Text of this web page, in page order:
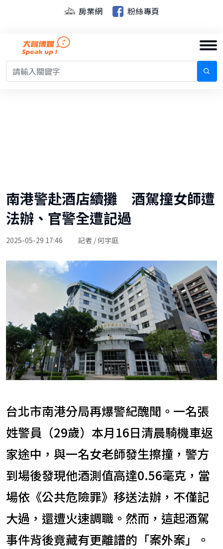
房業網 粉絲專頁
南港警赴酒店續攤 酒駕撞女師遭
法辦、官警全遭記過
2025-05-29 17:46 記者 / 何宇庭
台北市南港分局再爆警紀醜聞。一名張
姓警員（29歲）本月16日清晨騎機車返
家途中，與一名女老師發生擦撞，警方
到場後發現他酒測值高達0.56毫克，當
場依《公共危險罪》移送法辦，不僅記
大過，還遭火速調職。然而，這起酒駕
事件背後竟藏有更離譜的「案外案」。